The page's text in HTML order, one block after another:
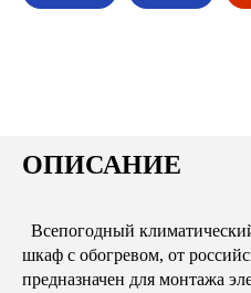
ОПИСАНИЕ
Всепогодный
шкаф с обогревом, от
предназначен для монтажа